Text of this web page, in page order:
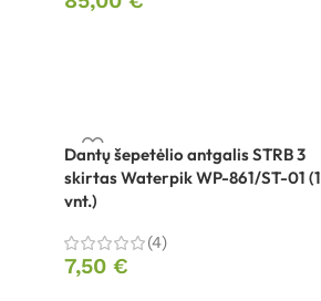
Dantų šepetėlio antgalis STRB 3
skirtas Waterpik WP-861/ST-01 (1
vnt.)
(4)
7,50 €